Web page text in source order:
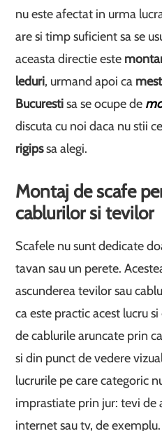
nu este afectat in urma
are si timp suficient sa se
aceasta directie este
leduri, urmand apoi ca
Bucurestisa se ocupe de
discuta cu noi daca nu stii ce
rigipssa alegi.
Montaj de scafe
cablurilor si tevilor
Scafele nu sunt dedicate
tavan sau un perete.
ascunderea tevilor sau
ca este practic acest lucru
de cablurile aruncate prin
si din punct de vedere
lucrurile pe care categoric
imprastiate prin jur: tevi de
internet sau tv, de exemplu.